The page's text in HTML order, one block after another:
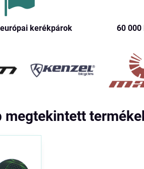
kerékpárok 60
megtekintett